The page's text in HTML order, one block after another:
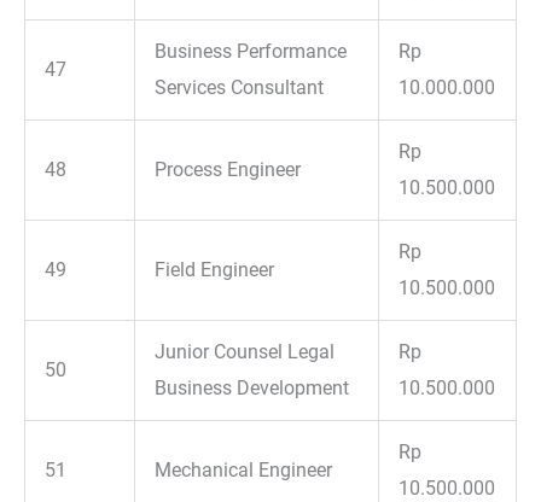
47
Business Performance
Services Consultant
Rp
10.000.000
48 Process Engineer
Rp
10.500.000
49 Field Engineer
Rp
10.500.000
50
Junior Counsel Legal
Business Development
Rp
10.500.000
51 Mechanical Engineer
Rp
10.500.000